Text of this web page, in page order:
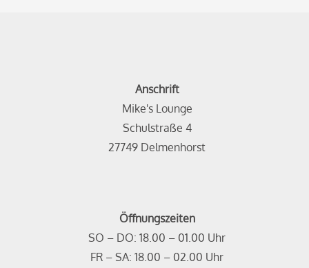
Anschrift
Mike's Lounge
Schulstraße 4
27749 Delmenhorst
Öffnungszeiten
SO – DO: 18.00 – 01.00 Uhr
FR – SA: 18.00 – 02.00 Uhr